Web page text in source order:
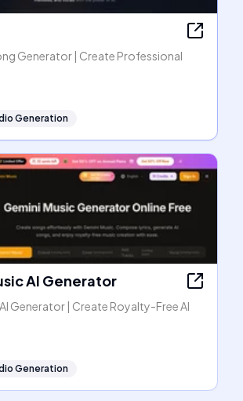
Generator | Create Professional
Generation
AI Generator
Generator | Create Royalty-Free AI
Generation